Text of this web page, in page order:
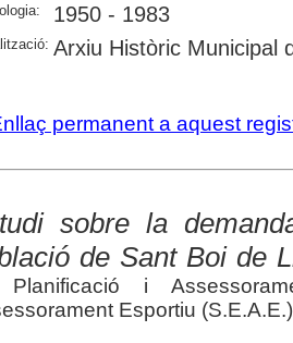
1950 - 1983
Arxiu Històric Municipal
permanent a aquest
sobre la
de Sant Boi de
i
Esportiu